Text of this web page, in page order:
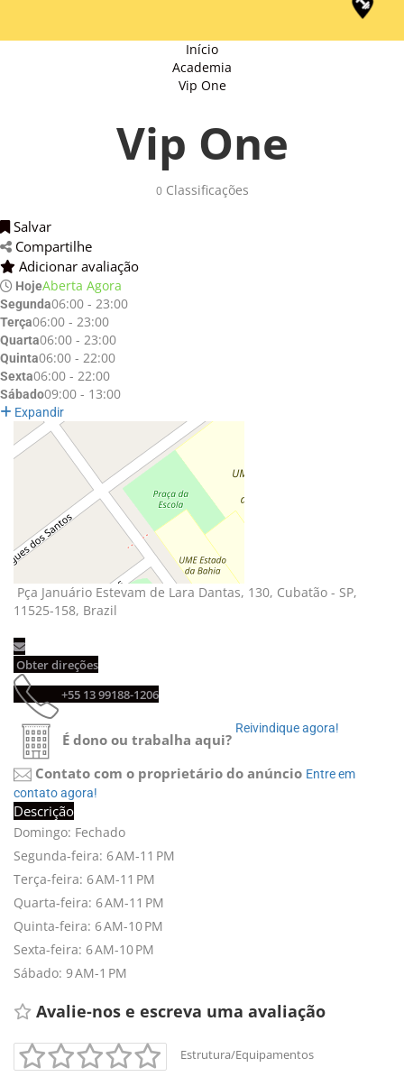
Início
Academia
Vip One
Vip One
0Classificações
Salvar
Compartilhe
Adicionar avaliação
HojeAberta Agora
Segunda06:00 - 23:00
Terça06:00 - 23:00
Quarta06:00 - 23:00
Quinta06:00 - 22:00
Sexta06:00 - 22:00
Sábado09:00 - 13:00
Expandir
Pça Januário Estevam de Lara Dantas, 130, Cubatão - SP,
11525-158, Brazil
Obter direções
+55 13 99188-1206
É dono ou trabalha aqui?
Reivindique agora!
Contato com o proprietário do anúncio Entre em
contato agora!
Descrição
Domingo: Fechado
Segunda-feira: 6 AM-11 PM
Terça-feira: 6 AM-11 PM
Quarta-feira: 6 AM-11 PM
Quinta-feira: 6 AM-10 PM
Sexta-feira: 6 AM-10 PM
Sábado: 9 AM-1 PM
Avalie-nos e escreva uma avaliação
Estrutura/Equipamentos